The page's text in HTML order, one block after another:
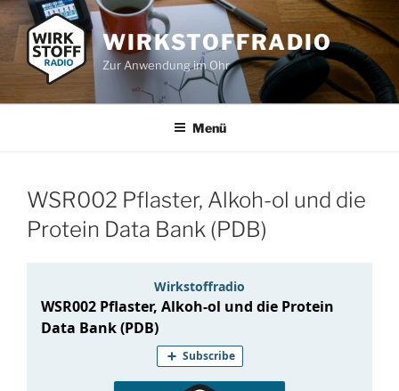
Zum
Inhalt
springen
WIRKSTOFFRADIO
Zur Anwendung im Ohr
Menü
WSR002 Pflaster, Alkoh-ol und die
Protein Data Bank (PDB)